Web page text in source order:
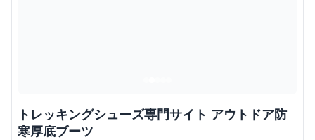
トレッキングシューズ専門サイト アウトドア防
寒厚底ブーツ